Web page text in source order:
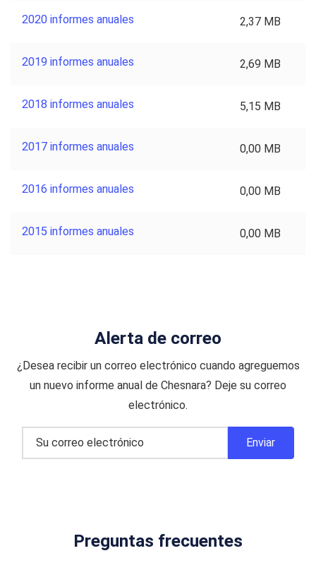
2020 informes anuales 2,37 MB
2019 informes anuales 2,69 MB
2018 informes anuales 5,15 MB
2017 informes anuales 0,00 MB
2016 informes anuales 0,00 MB
2015 informes anuales 0,00 MB
Alerta de correo
¿Desea recibir un correo electrónico cuando agreguemos
un nuevo informe anual de Chesnara? Deje su correo
electrónico.
Preguntas frecuentes